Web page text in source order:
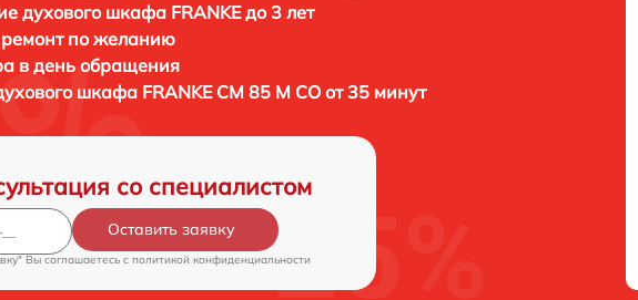
духового шкафа FRANKE до 3 лет
ремонт по желанию
в день обращения
шкафа FRANKE CM 85 M CO от 35 минут
со специалистом
Оставить заявку
Вы соглашаетесь c политикой конфиденциальности